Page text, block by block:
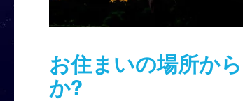
お住まいの場所か
か?